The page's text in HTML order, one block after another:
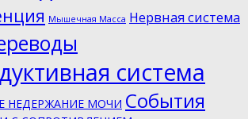
Мышечная Масса Нервная система
система
НЕДЕРЖАНИЕ МОЧИ События